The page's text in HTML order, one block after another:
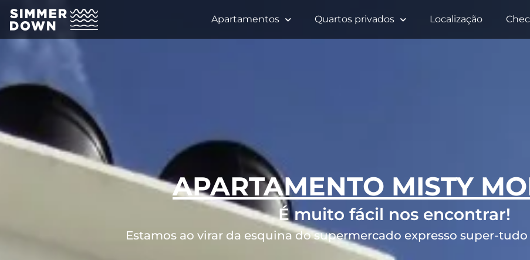
Apartamentos Quartos privados Localização
APARTAMENTO MISTY
É muito fácil nos encontrar!
Estamos ao virar da esquina do supermercado expresso super-tudo